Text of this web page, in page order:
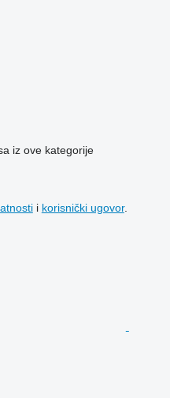
iz ove kategorije
i korisnički ugovor.